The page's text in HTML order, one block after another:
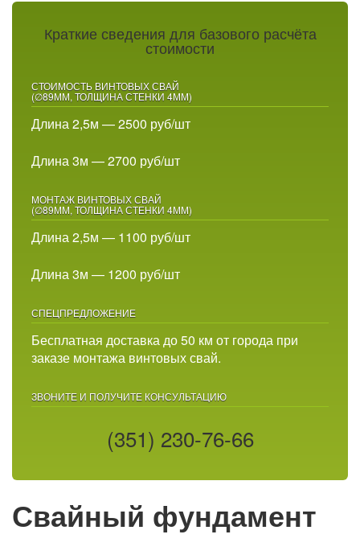
Краткие сведения для базового расчёта
стоимости
СТОИМОСТЬ ВИНТОВЫХ СВАЙ
(∅89ММ, ТОЛЩИНА СТЕНКИ 4ММ)
Длина 2,5м — 2500 руб/шт
Длина 3м — 2700 руб/шт
МОНТАЖ ВИНТОВЫХ СВАЙ
(∅89ММ, ТОЛЩИНА СТЕНКИ 4ММ)
Длина 2,5м — 1100 руб/шт
Длина 3м — 1200 руб/шт
СПЕЦПРЕДЛОЖЕНИЕ
Бесплатная доставка до 50 км от города при
заказе монтажа винтовых свай.
ЗВОНИТЕ И ПОЛУЧИТЕ КОНСУЛЬТАЦИЮ
(351) 230-76-66
Свайный фундамент